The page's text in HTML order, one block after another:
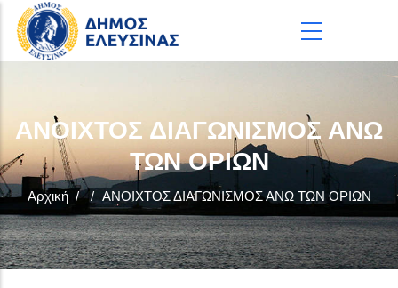
Παράκαμψη προς το κυρίως περιεχόμενο
ΑΝΟΙΧΤΟΣ ΔΙΑΓΩΝΙΣΜΟΣ ΑΝΩ
ΤΩΝ ΟΡΙΩΝ
Αρχική / / ΑΝΟΙΧΤΟΣ ΔΙΑΓΩΝΙΣΜΟΣ ΑΝΩ ΤΩΝ ΟΡΙΩΝ